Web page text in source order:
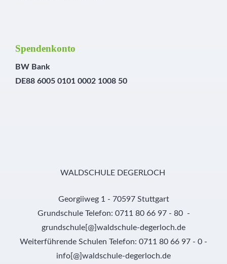
Spendenkonto
BW Bank
DE88 6005 0101 0002 1008 50
WALDSCHULE DEGERLOCH
Georgiiweg 1 - 70597 Stuttgart
Grundschule Telefon: 0711 80 66 97 - 80 -
grundschule[@]waldschule-degerloch.de
Weiterführende Schulen Telefon: 0711 80 66 97 - 0 -
info[@]waldschule-degerloch.de